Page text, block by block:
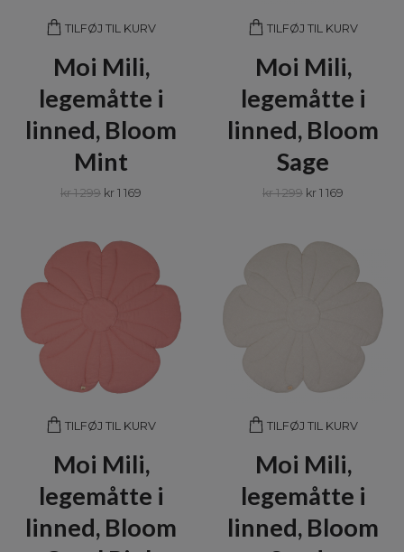
TILFØJ TIL KURV
Moi Mili,
legemåtte i
linned, Bloom
Mint
kr 1 299 kr 1 169
TILFØJ TIL KURV
Moi Mili,
legemåtte i
linned, Bloom
Sage
kr 1 299 kr 1 169
TILFØJ TIL KURV
Moi Mili,
legemåtte i
linned, Bloom
TILFØJ TIL KURV
Moi Mili,
legemåtte i
linned, Bloom